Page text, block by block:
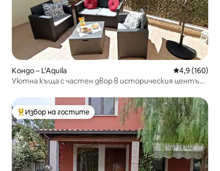
Кондо – L'Aquila Средна
4,9 (160)
Уютна къща с частен двор в историческия център
Най-популярен избор на гостите
Избор на гостите